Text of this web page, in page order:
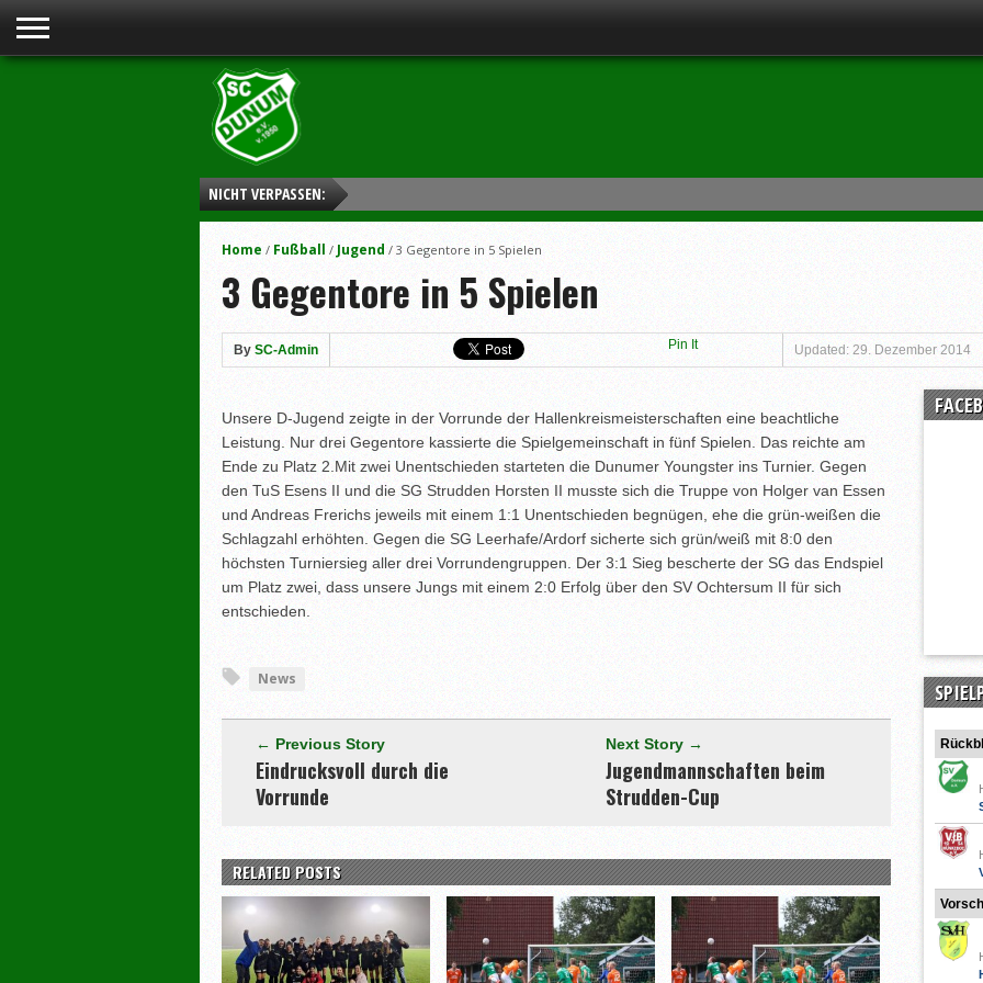
NICHT VERPASSEN:
Home / Fußball / Jugend / 3 Gegentore in 5 Spielen
3 Gegentore in 5 Spielen
By SC-Admin Pin It Updated: 29. Dezember 2014
Unsere D-Jugend zeigte in der Vorrunde der Hallenkreismeisterschaften eine beachtliche
Leistung. Nur drei Gegentore kassierte die Spielgemeinschaft in fünf Spielen. Das reichte am
Ende zu Platz 2. Mit zwei Unentschieden starteten die Dunumer Youngster ins Turnier. Gegen
den TuS Esens II und die SG Strudden Horsten II musste sich die Truppe von Holger van Essen
und Andreas Frerichs jeweils mit einem 1:1 Unentschieden begnügen, ehe die grün-weißen die
Schlagzahl erhöhten. Gegen die SG Leerhafe/Ardorf sicherte sich grün/weiß mit 8:0 den
höchsten Turniersieg aller drei Vorrundengruppen. Der 3:1 Sieg bescherte der SG das Endspiel
um Platz zwei, dass unsere Jungs mit einem 2:0 Erfolg über den SV Ochtersum II für sich
entschieden.
News
← Previous Story
Eindrucksvoll durch die
Vorrunde
Next Story →
Jugendmannschaften beim
Strudden-Cup
RELATED POSTS